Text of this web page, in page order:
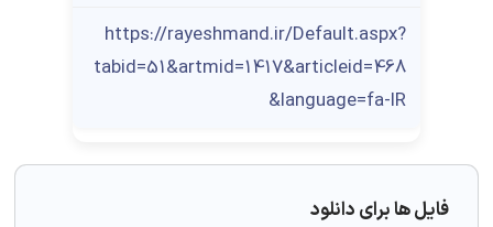
https://rayeshmand.ir/Default.aspx?
tabid=51&artmid=1417&articleid=468
&language=fa-IR
فایل ها برای دانلود